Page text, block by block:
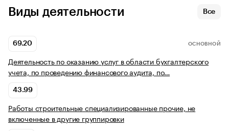
Виды деятельности Все
69.20 ОСНОВНОЙ
Деятельность по оказанию услуг в области бухгалтерского
учета, по проведению финансового аудита, по…
43.99
Работы строительные специализированные прочие, не
включенные в другие группировки